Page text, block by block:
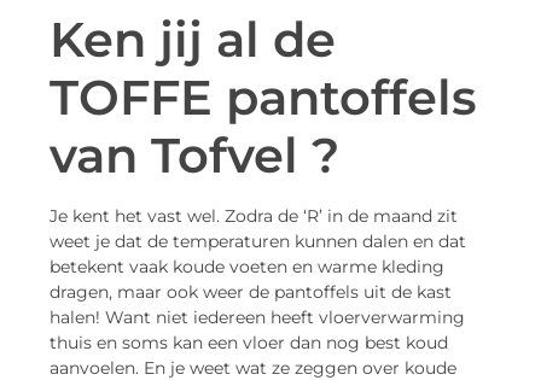
Ken jij al de
TOFFE pantoffels
van Tofvel ?
Je kent het vast wel. Zodra de ‘R’ in de maand zit
weet je dat de temperaturen kunnen dalen en dat
betekent vaak koude voeten en warme kleding
dragen, maar ook weer de pantoffels uit de kast
halen! Want niet iedereen heeft vloerverwarming
thuis en soms kan een vloer dan nog best koud
aanvoelen. En je weet wat ze zeggen over koude